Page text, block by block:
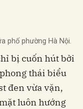
phố phường Hà Nội.
bị cuốn hút bởi
thái biểu
đen vừa vặn,
luôn hướng